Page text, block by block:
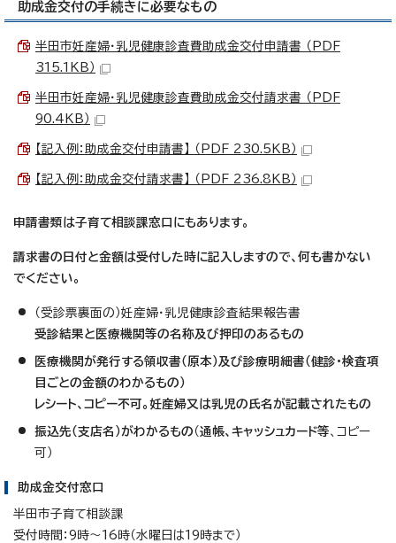
助成金交付の手続きに必要なもの
半田市妊産婦・乳児健康診査費助成金交付申請書 （PDF
315.1KB）
半田市妊産婦・乳児健康診査費助成金交付請求書 （PDF
90.4KB）
【記入例：助成金交付申請書】 （PDF 230.5KB）
【記入例：助成金交付請求書】 （PDF 236.8KB）
申請書類は子育て相談課窓口にもあります。
請求書の日付と金額は受付した時に記入しますので、何も書かない
でください。
（受診票裏面の）妊産婦・乳児健康診査結果報告書
受診結果と医療機関等の名称及び押印のあるもの
医療機関が発行する領収書（原本）及び診療明細書（健診・検査項
目ごとの金額のわかるもの）
レシート、コピー不可。妊産婦又は乳児の氏名が記載されたもの
振込先（支店名）がわかるもの （通帳、キャッシュカード等、コピー
可）
助成金交付窓口
半田市子育て相談課
受付時間：9時～16時（水曜日は19時まで）